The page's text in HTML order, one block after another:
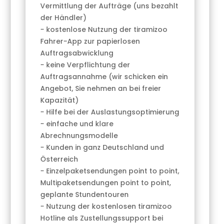
Vermittlung der Aufträge (uns bezahlt
der Händler)
- kostenlose Nutzung der tiramizoo
Fahrer-App zur papierlosen
Auftragsabwicklung
- keine Verpflichtung der
Auftragsannahme (wir schicken ein
Angebot, Sie nehmen an bei freier
Kapazität)
- Hilfe bei der Auslastungsoptimierung
- einfache und klare
Abrechnungsmodelle
- Kunden in ganz Deutschland und
Österreich
- Einzelpaketsendungen point to point,
Multipaketsendungen point to point,
geplante Stundentouren
- Nutzung der kostenlosen tiramizoo
Hotline als Zustellungssupport bei